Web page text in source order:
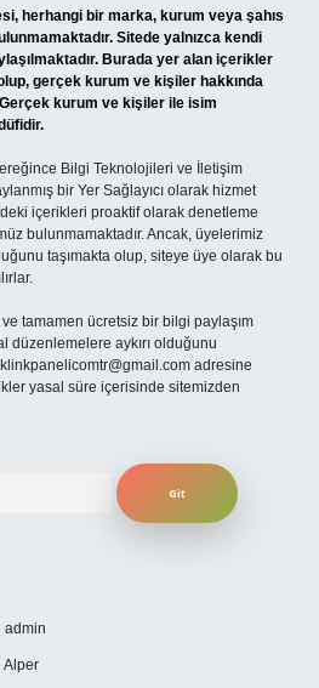
herhangi bir marka, kurum veya şahıs
Sitede yalnızca kendi
Burada yer alan içerikler
gerçek kurum ve kişiler hakkında
Gerçek kurum ve kişiler ile isim
Bilgi Teknolojileri ve İletişim
bir Yer Sağlayıcı olarak hizmet
içerikleri proaktif olarak denetleme
bulunmamaktadır. Ancak, üyelerimiz
taşımakta olup, siteye üye olarak bu
tamamen ücretsiz bir bilgi paylaşım
düzenlemelere aykırı olduğunu
adresine
yasal süre içerisinde sitemizden
admin
Alper